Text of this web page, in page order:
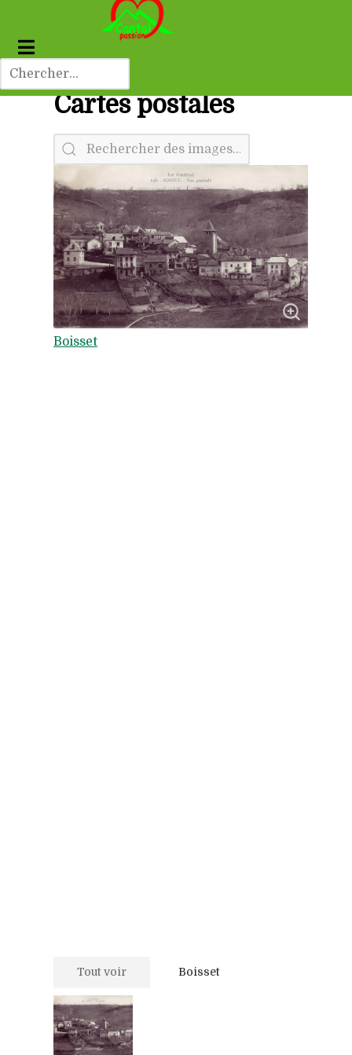
Cartes postales
Boisset
Tout voir Boisset